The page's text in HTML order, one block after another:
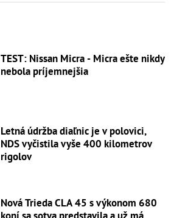
TEST: Nissan Micra - Micra ešte nikdy
nebola príjemnejšia
Letná údržba diaľnic je v polovici,
NDS vyčistila vyše 400 kilometrov
rigolov
Nová Trieda CLA 45 s výkonom 680